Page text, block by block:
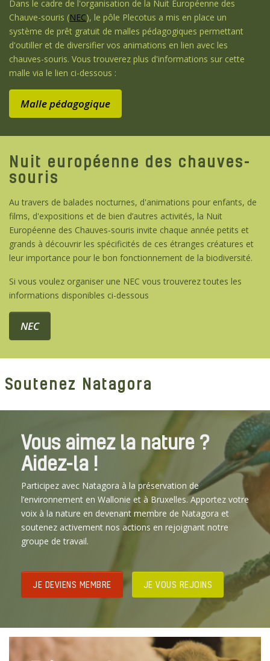
Dans le cadre de l'organisation de la Nuit Européenne des
Chauve-souris (NEC), le pôle Plecotus a mis en place un
système de prêt gratuit de malles pédagogiques permettant
d'outiller et de diversifier vos animations en lien avec les
chauves-souris. Vous trouverez plus d'informations sur cette
malle via le lien ci-dessous :
Malle pédagogique
Nuit européenne des chauves-
souris
Au travers de balades nocturnes, d'animations pour enfants, de
films, d'expositions et de bien d’autres activités, la Nuit
Européenne des Chauves-souris invite chaque année petits et
grands à découvrir les spécificités de ces étranges créatures et
leur importance pour le bon fonctionnement de la biodiversité.
Si vous voulez organiser une NEC vous trouverez toutes les
informations disponibles ci-dessous
NEC
Soutenez Natagora
Vous aimez la nature ?
Aidez-la !
Participez avec Natagora à la préservation de
l’environnement en Wallonie et à Bruxelles. Apportez votre
voix à la nature en devenant membre de Natagora et
soutenez activement nos actions en rejoignant notre
groupe de travail.
JE DEVIENS MEMBRE JE VOUS REJOINS